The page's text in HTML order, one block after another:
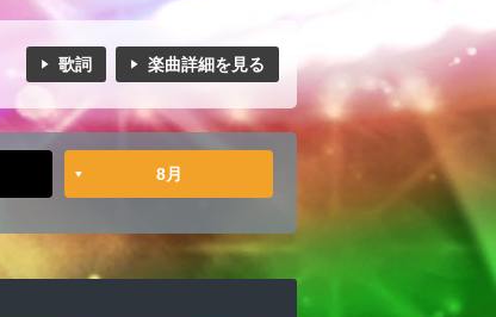
歌詞 楽曲詳細を見る
8月